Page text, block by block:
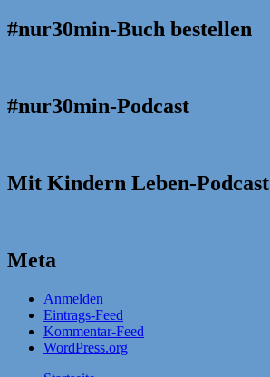
#nur30min-Buch bestellen
#nur30min-Podcast
Mit Kindern Leben-Podcast
Meta
Anmelden
Eintrags-Feed
Kommentar-Feed
WordPress.org